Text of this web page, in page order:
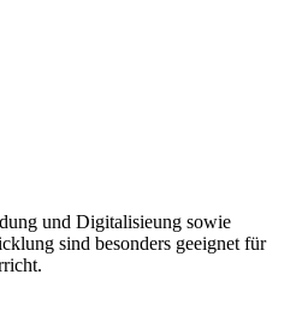
und Digitalisieung sowie
sind besonders geeignet für